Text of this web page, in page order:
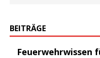
BEITRÄGE
Feuerwehrwissen